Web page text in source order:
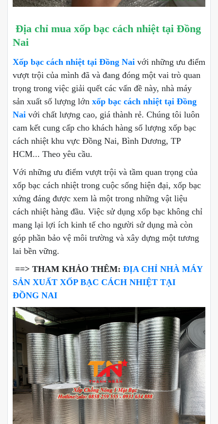
Địa chỉ mua xốp bạc cách nhiệt tại Đồng
Nai
Xốp bạc cách nhiệt tại Đồng Nai với những ưu điểm
vượt trội của mình đã và đang đóng một vai trò quan
trọng trong việc giải quết các vấn đề này, nhà máy
sản xuất số lượng lớn xốp bạc cách nhiệt tại Đồng
Nai với chất lượng cao, giá thành rẻ. Chúng tôi luôn
cam kết cung cấp cho khách hàng số lượng xốp bạc
cách nhiệt khu vực Đồng Nai, Bình Dương, TP
HCM... Theo yêu cầu.
Với những ưu điểm vượt trội và tầm quan trọng của
xốp bạc cách nhiệt trong cuộc sống hiện đại, xốp bạc
xứng đáng được xem là một trong những vật liệu
cách nhiệt hàng đầu. Việc sử dụng xốp bạc không chỉ
mang lại lợi ích kinh tế cho người sử dụng mà còn
góp phần bảo vệ môi trường và xây dựng một tương
lai bền vững.
==> THAM KHẢO THÊM: ĐỊA CHỈ NHÀ MÁY
SẢN XUẤT XỐP BẠC CÁCH NHIỆT TẠI
ĐỒNG NAI